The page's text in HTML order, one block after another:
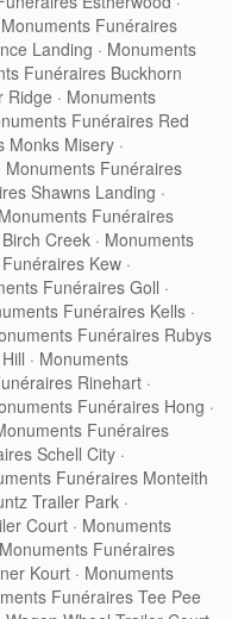
Monuments Funéraires
Landing · Monuments
Funéraires Buckhorn
Ridge · Monuments
Funéraires Red
Monks Misery ·
Monuments Funéraires
Shawns Landing ·
Monuments Funéraires
Creek · Monuments
Kew ·
Funéraires Goll ·
Funéraires Kells ·
Funéraires Rubys
· Monuments
Rinehart ·
Funéraires Hong ·
Funéraires
Schell City ·
Funéraires Monteith
Trailer Park ·
Court · Monuments
Monuments Funéraires
Kourt · Monuments
Funéraires Tee Pee